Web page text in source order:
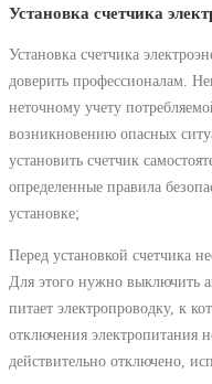
Установка счетчика
Установка счетчика
доверить профессионалам.
неточному учету
возникновению опасных
установить счетчик
определенные правила
установке;
Перед установкой счетчика
Для этого нужно выключить
питает электропроводку, к
отключения электропитания
действительно отключено,